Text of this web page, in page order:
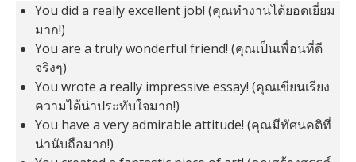
You did a really excellent job! (คุณทำงานได้ยอดเยี่ยม
มาก!)
You are a truly wonderful friend! (คุณเป็นเพื่อนที่ดี
จริงๆ)
You wrote a really impressive essay! (คุณเขียนเรียง
ความได้น่าประทับใจมาก!)
You have a very admirable attitude! (คุณมีทัศนคติที่
น่านับถือมาก!)